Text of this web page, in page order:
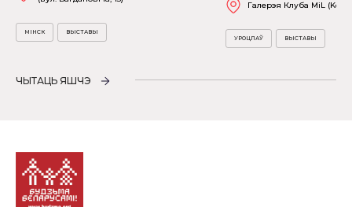
МІНСК ВЫСТАВЫ
Галерэя Клуба MiL
УРОЦЛАЎ ВЫСТАВЫ
ЧЫТАЦЬ ЯШЧЭ